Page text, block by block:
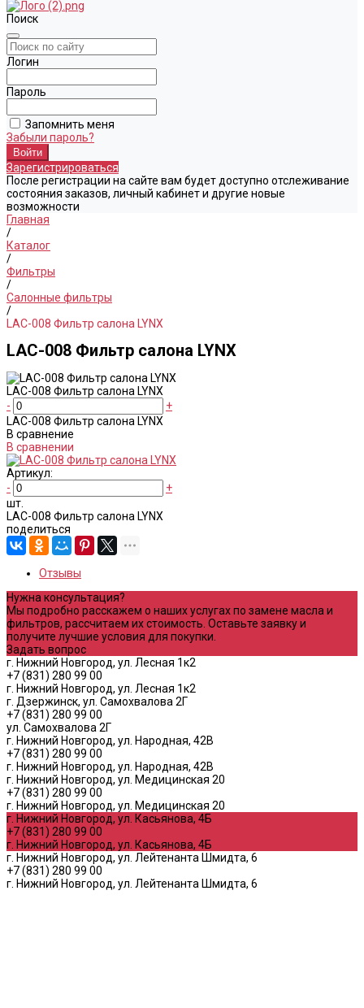
Поиск
Логин
Пароль
Запомнить меня
Забыли пароль?
Зарегистрироваться
После регистрации на сайте вам будет доступно отслеживание
состояния заказов, личный кабинет и другие новые
возможности
Главная
/
Каталог
/
Фильтры
/
Салонные фильтры
/
LAC-008 Фильтр салона LYNX
LAC-008 Фильтр салона LYNX
LAC-008 Фильтр салона LYNX
-
+
LAC-008 Фильтр салона LYNX
В сравнение
В сравнении
Артикул:
-
+
шт.
LAC-008 Фильтр салона LYNX
поделиться
Отзывы
Нужна консультация?
Мы подробно расскажем о наших услугах по замене масла и
фильтров, рассчитаем их стоимость. Оставьте заявку и
получите лучшие условия для покупки.
Задать вопрос
г. Нижний Новгород, ул. Лесная 1к2
+7 (831) 280 99 00
г. Нижний Новгород, ул. Лесная 1к2
г. Дзержинск, ул. Самохвалова 2Г
+7 (831) 280 99 00
ул. Самохвалова 2Г
г. Нижний Новгород, ул. Народная, 42В
+7 (831) 280 99 00
г. Нижний Новгород, ул. Народная, 42В
г. Нижний Новгород, ул. Медицинская 20
+7 (831) 280 99 00
г. Нижний Новгород, ул. Медицинская 20
г. Нижний Новгород, ул. Касьянова, 4Б
+7 (831) 280 99 00
г. Нижний Новгород, ул. Касьянова, 4Б
г. Нижний Новгород, ул. Лейтенанта Шмидта, 6
+7 (831) 280 99 00
г. Нижний Новгород, ул. Лейтенанта Шмидта, 6